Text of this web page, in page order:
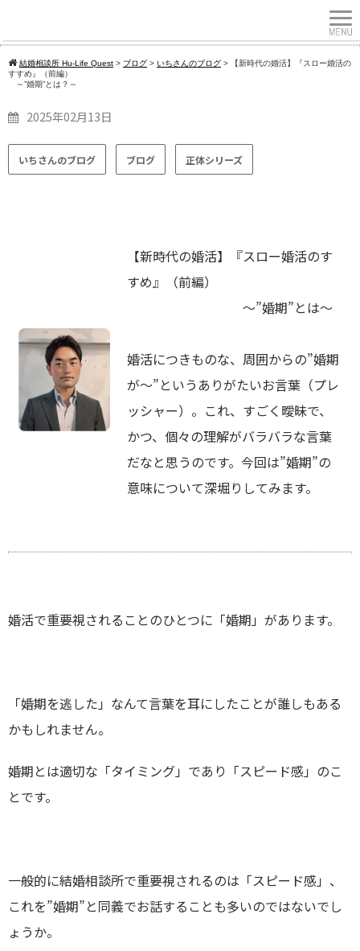
結婚相談所 Hu-Life Quest > ブログ > いちさんのブログ >
【新時代の婚活】『スロー婚活の
すすめ』（前編）
～”婚期”とは？～
2025年02月13日
いちさんのブログ ブログ 正体シリーズ
【新時代の婚活】『スロー婚活のす
すめ』（前編）
～”婚期”とは～
婚活につきものな、周囲からの”婚期
が～”というありがたいお言葉（プレ
ッシャー）。これ、すごく曖昧で、
かつ、個々の理解がバラバラな言葉
だなと思うのです。今回は”婚期”の
意味について深堀りしてみます。
婚活で重要視されることのひとつに「婚期」があります。
「婚期を逃した」なんて言葉を耳にしたことが誰しもある
かもしれません。
婚期とは適切な「タイミング」であり「スピード感」のこ
とです。
一般的に結婚相談所で重要視されるのは「スピード感」、
これを”婚期”と同義でお話することも多いのではないでし
ょうか。